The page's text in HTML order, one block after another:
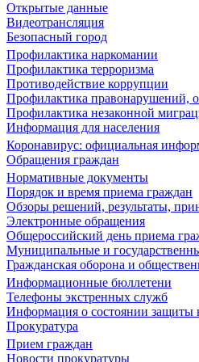
Открытые данные
Видеотрансляция
Безопасный город
Профилактика наркомании
Профилактика терроризма
Противодействие коррупции
Профилактика правонарушений,
Профилактика незаконной
Информация для населения
Коронавирус: официальная
Обращения граждан
Нормативные документы
Порядок и время приема граждан
Обзоры решений, результаты,
Электронные обращения
Общероссийский день приема
Муниципальные и
Гражданская оборона и
Информационные бюллетени
Телефоны экстренных служб
Информация о состоянии защиты
Прокуратура
Прием граждан
Новости прокуратуры